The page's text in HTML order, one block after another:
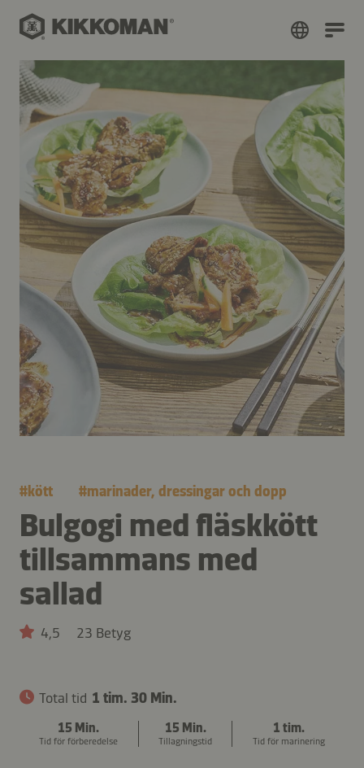
#kött #marinader, dressingar och dopp
Bulgogi med fläskkött
tillsammans med
sallad
4,5 23 Betyg
Total tid 1 tim. 30 Min.
15 Min.
Tid för förberedelse
15 Min.
Tillagningstid
1 tim.
Tid för marinering